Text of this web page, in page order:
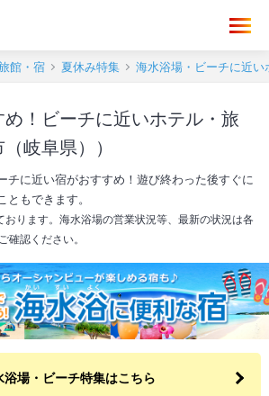
館・宿 夏休み特集 海水浴場・ビーチに近い
！ビーチに近いホテル・旅
岐阜県））
チに近い宿がおすすめ！遊び終わった後すぐに
もできます。
ります。海水浴場の営業状況等、最新の状況は各
確認ください。
浴場・ビーチ特集はこちら